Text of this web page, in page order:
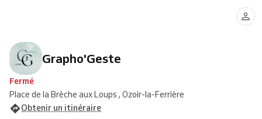
Grapho'Geste
Fermé
Place de la Brèche aux Loups , Ozoir-la-Ferrière
Obtenir un itinéraire